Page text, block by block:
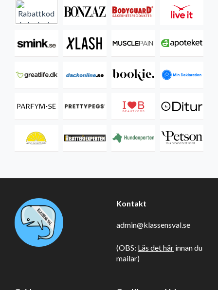
Kontakt
admin@klassensval.se
(OBS: Läs det här innan du
mailar)